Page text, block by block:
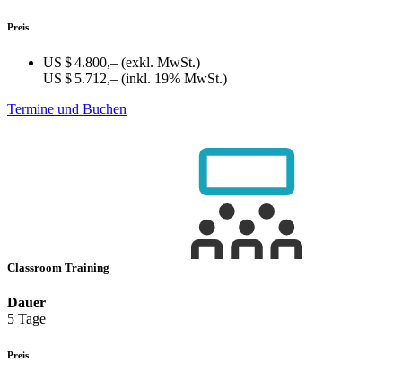
Preis
US $ 4.800,– (exkl. MwSt.)
US $ 5.712,– (inkl. 19% MwSt.)
Termine und Buchen
Classroom Training
Dauer
5 Tage
Preis